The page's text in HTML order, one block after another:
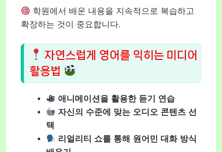
학원에서 배운 내용을 지속적으로 복습하고
확장하는 것이 중요합니다.
자연스럽게 영어를 익히는 미디어
활용법
애니메이션을 활용한 듣기 연습
자신의 수준에 맞는 오디오 콘텐츠 선
택
리얼리티 쇼를 통해 원어민 대화 방식